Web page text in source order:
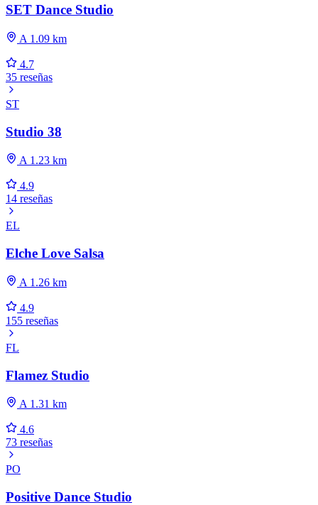
SET Dance Studio
A 1.09 km
4.7
35 reseñas
ST
Studio 38
A 1.23 km
4.9
14 reseñas
EL
Elche Love Salsa
A 1.26 km
4.9
155 reseñas
FL
Flamez Studio
A 1.31 km
4.6
73 reseñas
PO
Positive Dance Studio